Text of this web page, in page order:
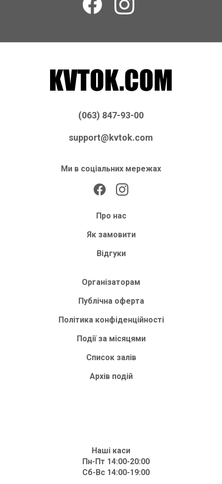
(063) 847-93-00
support@kvtok.com
Ми в соціальних мережах
Про нас
Як замовити
Відгуки
Організаторам
Публічна оферта
Політика конфіденційності
Події за місяцями
Список залів
Архів подій
Наші каси
Пн-Пт 14:00-20:00
Сб-Вс 14:00-19:00